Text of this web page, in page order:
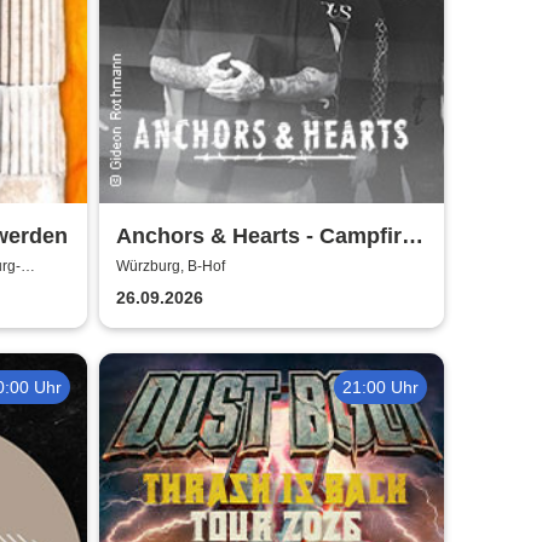
Anchors & Hearts - Campfire
Chronicles Tour 2026
Würzburg, B-Hof
26.09.2026
Uhr 21:00 Uhr